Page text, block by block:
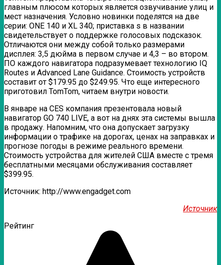
главным плюсом которых является озвучивание улиц и
мест назначения. Условно новинки поделятся на две
серии: ONE 140 и XL 340; приставка s в названии
свидетельствует о поддержке голосовых подсказок.
Отличаются они между собой только размерами
дисплея: 3,5 дюйма в первом случае и 4,3 – во втором.
ПО каждого навигатора подразумевает технологию IQ
Routes и Advanced Lane Guidance. Стоимость устройств
составит от $179.95 до $249.95. Что еще интересного
приготовил TomTom, читаем внутри новости.
В январе на CES компания презентовала новый
навигатор GO 740 LIVE, а вот на днях эта системы вышла
в продажу. Напомним, что она допускает загрузку
информации о трафике на дорогах, ценах на заправках и
прогнозе погоды в режиме реального времени.
Стоимость устройства для жителей США вместе с тремя
бесплатными месяцами обслуживания составляет
$399.95.
Источник: http://www.engadget.com
Источник
Рейтинг